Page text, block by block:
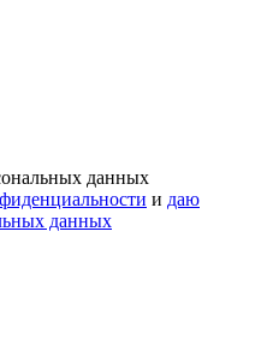
данных
и даю
данных